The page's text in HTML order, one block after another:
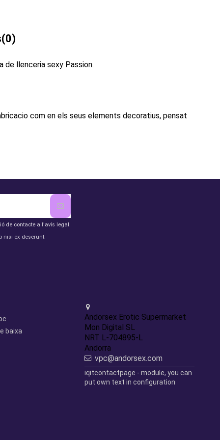
(0)
de llenceria sexy Passion.
com en els seus elements decoratius, pensat
de contacte a l'avís legal.
nisi ex deserunt.
baixa
Andorsex Erotic Supermarket
Mon Digital SL
NRT L-704895-L
Andorra
vpc@andorsex.com
iqitcontactpage - module, you can
put own text in configuration